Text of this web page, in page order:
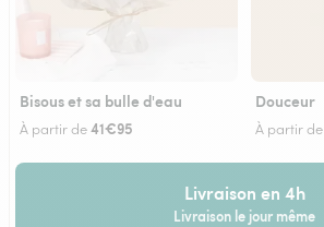
Bisous et sa bulle d'eau
À partir de41€95
Douceur
À partir de
Livraison en 4h
Livraison le jour même